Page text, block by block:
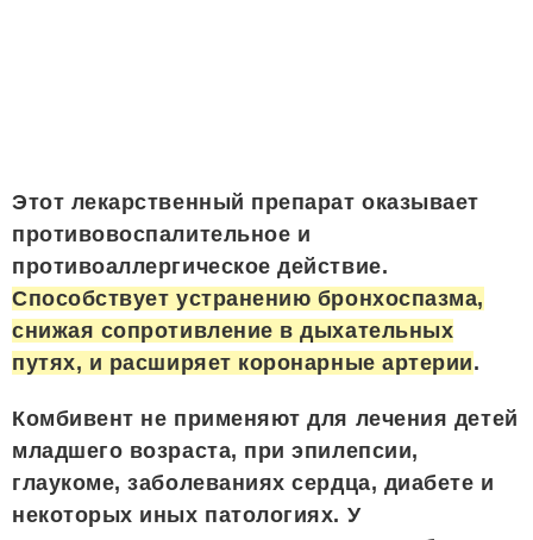
Этот лекарственный препарат оказывает
противовоспалительное и
противоаллергическое действие.
Способствует устранению бронхоспазма,
снижая сопротивление в дыхательных
путях, и расширяет коронарные артерии.
Комбивент не применяют для лечения детей
младшего возраста, при эпилепсии,
глаукоме, заболеваниях сердца, диабете и
некоторых иных патологиях. У